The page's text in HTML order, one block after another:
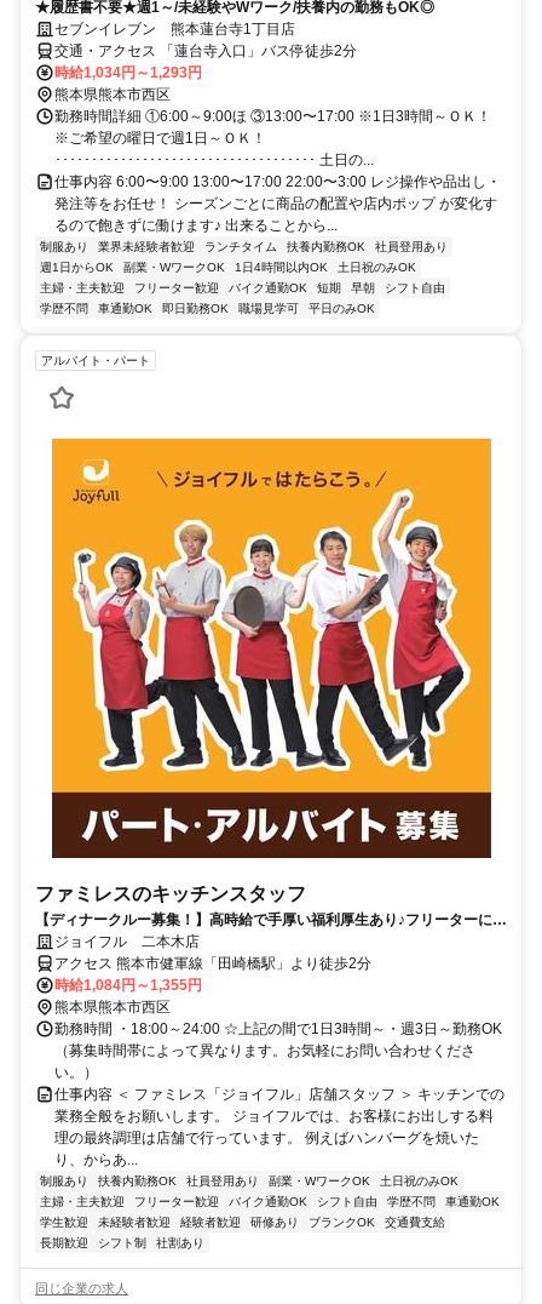
★履歴書不要★週1～/未経験やWワーク/扶養内の勤務もOK◎
セブンイレブン 熊本蓮台寺1丁目店
交通・アクセス 「蓮台寺入口」バス停徒歩2分
時給1,034円～1,293円
熊本県熊本市西区
勤務時間詳細 ①6:00～9:00ほ ③13:00〜17:00 ※1日3時間～ＯＫ！
※ご希望の曜日で週1日～ＯＫ！
････････････････････････････････････ 土日の...
仕事内容 6:00〜9:00 13:00〜17:00 22:00〜3:00 レジ操作や品出し・
発注等をお任せ！ シーズンごとに商品の配置や店内ポップ が変化す
るので飽きずに働けます♪ 出来ることから...
制服あり 業界未経験者歓迎 ランチタイム 扶養内勤務OK
社員登用あり
週1日からOK
副業・WワークOK 1日4時間以内OK
土日祝のみOK
主婦・主夫歓迎
フリーター歓迎 バイク通勤OK 短期 早朝
シフト自由
学歴不問
車通勤OK 即日勤務OK 職場見学可 平日のみOK
アルバイト・パート
ファミレスのキッチンスタッフ
【ディナークルー募集！】高時給で手厚い福利厚生あり♪フリーターに人
気の夜バイトです！シフト相談OK！
ジョイフル 二本木店
アクセス 熊本市健軍線「田崎橋駅」より徒歩2分
時給1,084円～1,355円
熊本県熊本市西区
勤務時間 ・18:00～24:00 ☆上記の間で1日3時間～・週3日～勤務OK
（募集時間帯によって異なります。お気軽にお問い合わせくださ
い。）
仕事内容 ＜ ファミレス「ジョイフル」店舗スタッフ ＞ キッチンでの
業務全般をお願いします。 ジョイフルでは、お客様にお出しする料
理の最終調理は店舗で行っています。 例えばハンバーグを焼いた
り、からあ...
制服あり 扶養内勤務OK 社員登用あり 副業・WワークOK
土日祝のみOK
主婦・主夫歓迎
フリーター歓迎 バイク通勤OK シフト自由 学歴不問
車通勤OK
学生歓迎
未経験者歓迎 経験者歓迎 研修あり ブランクOK
交通費支給
長期歓迎
シフト制 社割あり
同じ企業の求人